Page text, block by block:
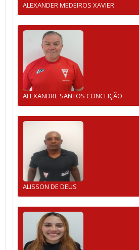
ALEXANDER MEDEIROS XAVIER
ALEXANDRE SANTOS CONCEIÇÃO
ALISSON DE DEUS